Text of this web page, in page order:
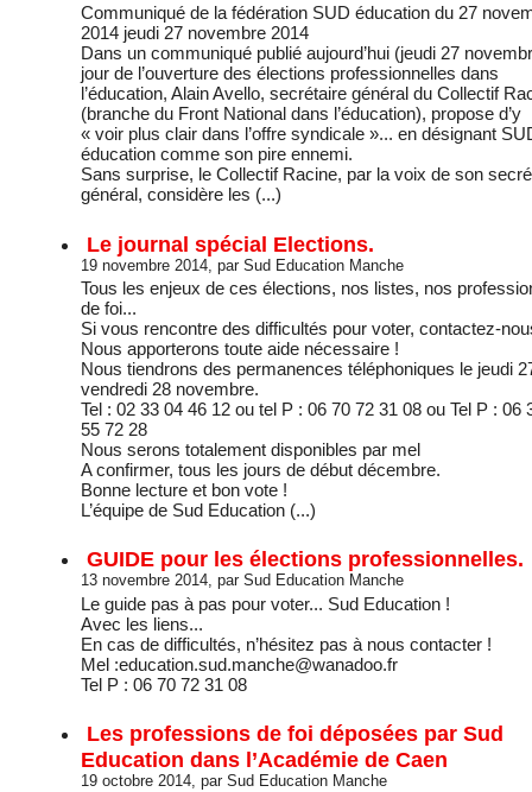
Communiqué de la fédération SUD éducation du 27
2014 jeudi 27 novembre 2014
Dans un communiqué publié aujourd’hui (jeudi 27
jour de l’ouverture des élections professionnelles dans
l’éducation, Alain Avello, secrétaire général du Collectif
(branche du Front National dans l’éducation), propose d’y
« voir plus clair dans l’offre syndicale »... en désignant
éducation comme son pire ennemi.
Sans surprise, le Collectif Racine, par la voix de son
général, considère les (...)
Le journal spécial Elections.
19 novembre 2014, par Sud Education Manche
Tous les enjeux de ces élections, nos listes, nos
de foi...
Si vous rencontre des difficultés pour voter, contactez-
Nous apporterons toute aide nécessaire !
Nous tiendrons des permanences téléphoniques le jeudi
vendredi 28 novembre.
Tel : 02 33 04 46 12 ou tel P : 06 70 72 31 08 ou Tel P : 06
55 72 28
Nous serons totalement disponibles par mel
A confirmer, tous les jours de début décembre.
Bonne lecture et bon vote !
L’équipe de Sud Education (...)
GUIDE pour les élections professionnelles.
13 novembre 2014, par Sud Education Manche
Le guide pas à pas pour voter... Sud Education !
Avec les liens...
En cas de difficultés, n’hésitez pas à nous contacter !
Mel :education.sud.manche@wanadoo.fr
Tel P : 06 70 72 31 08
Les professions de foi déposées par Sud
Education dans l’Académie de Caen
19 octobre 2014, par Sud Education Manche